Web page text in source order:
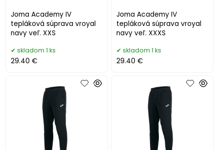
Joma Academy IV
tepláková súprava vroyal
navy veľ. XXS
skladom 1 ks
29.40 €
Joma Academy IV
tepláková súprava vroyal
navy veľ. XXXS
skladom 1 ks
29.40 €